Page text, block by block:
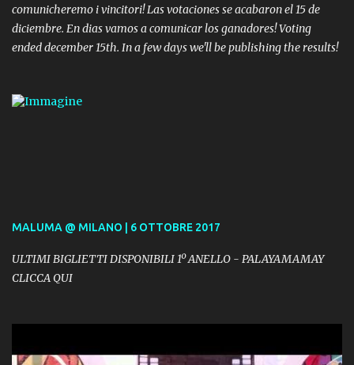
comunicheremo i vincitori! Las votaciones se acabaron el 15 de
diciembre. En dias vamos a comunicar los ganadores! Voting
ended december 15th. In a few days we'll be publishing the results!
MALUMA @ MILANO | 6 OTTOBRE 2017
ULTIMI BIGLIETTI DISPONIBILI 1º ANELLO - PALAYAMAMAY
CLICCA QUI